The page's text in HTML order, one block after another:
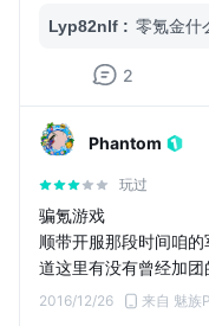
Lyp82nlf : 零氪金什
2
Phantom
玩过
骗氪游戏
顺带开服那段时间咱
道这里有没有曾经加团
2016/12/26 来自 魅族